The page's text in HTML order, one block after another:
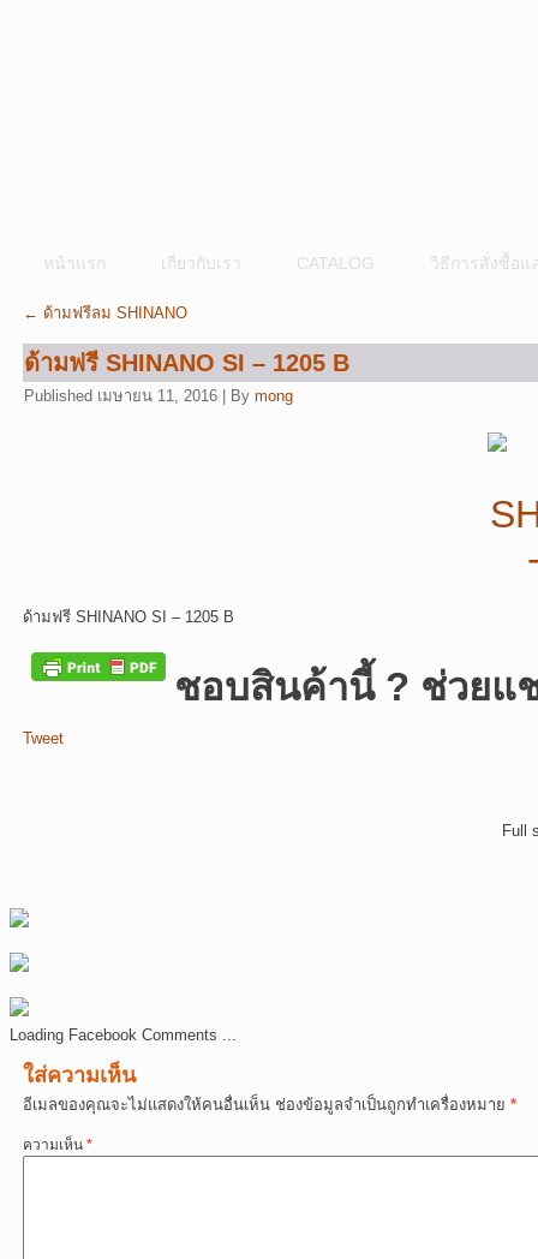
หน้าแรก เกี่ยวกับเรา CATALOG วิธีการสั่งซื้อแ
← ด้ามฟรีลม SHINANO
ด้ามฟรี SHINANO SI – 1205 B
Published เมษายน 11, 2016 By mong
ด้ามฟรี SHINANO SI – 1205 B
ชอบสินค้านี้ ? ช่วยแ
Tweet
Full
Loading Facebook Comments ...
ใส่ความเห็น
อีเมลของคุณจะไม่แสดงให้คนอื่นเห็น ช่องข้อมูลจำเป็นถูกทำเครื่องหมาย *
ความเห็น *